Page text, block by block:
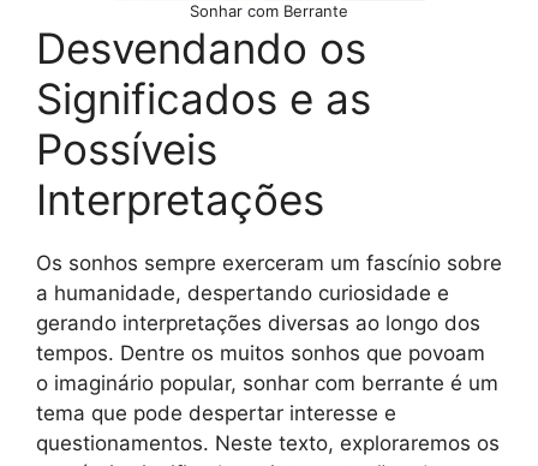
Sonhar com Berrante
Desvendando os
Significados e as
Possíveis
Interpretações
Os sonhos sempre exerceram um fascínio sobre
a humanidade, despertando curiosidade e
gerando interpretações diversas ao longo dos
tempos. Dentre os muitos sonhos que povoam
o imaginário popular, sonhar com berrante é um
tema que pode despertar interesse e
questionamentos. Neste texto, exploraremos os